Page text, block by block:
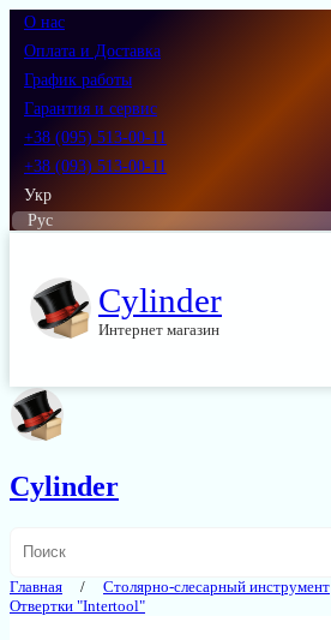
О нас
Оплата и Доставка
График работы
Гарантия и сервис
+38 (095) 513-00-11
+38 (093) 513-00-11
Укр
Рус
Cylinder
Интернет магазин
Cylinder
Главная Столярно-слесарный инструмент
Отвертки "Intertool"